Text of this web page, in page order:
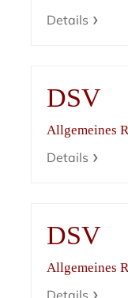
Details
DSV
Allgemeines
Details
DSV
Allgemeines